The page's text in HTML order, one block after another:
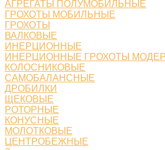
АГРЕГАТЫ ПОЛУМОБИЛЬНЫЕ
ГРОХОТЫ МОБИЛЬНЫЕ
ГРОХОТЫ
ВАЛКОВЫЕ
ИНЕРЦИОННЫЕ
ИНЕРЦИОННЫЕ ГРОХОТЫ
КОЛОСНИКОВЫЕ
САМОБАЛАНСНЫЕ
ДРОБИЛКИ
ЩЕКОВЫЕ
РОТОРНЫЕ
КОНУСНЫЕ
МОЛОТКОВЫЕ
ЦЕНТРОБЕЖНЫЕ